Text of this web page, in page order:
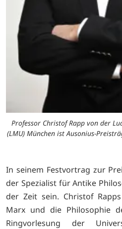
Professor Christof Rapp von der
(LMU) München ist Ausonius-
In seinem Festvortrag zur
der Spezialist für Antike
der Zeit sein. Christof
Marx und die Philosophie
Ringvorlesung der